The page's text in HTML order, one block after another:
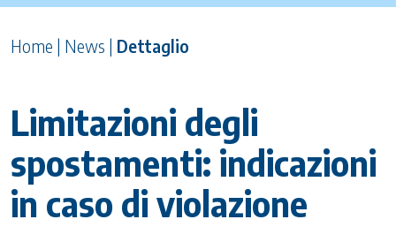
Home | News | Dettaglio
Limitazioni degli
spostamenti: indicazioni
in caso di violazione